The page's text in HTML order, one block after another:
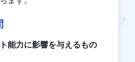
能力に影響を与えるもの